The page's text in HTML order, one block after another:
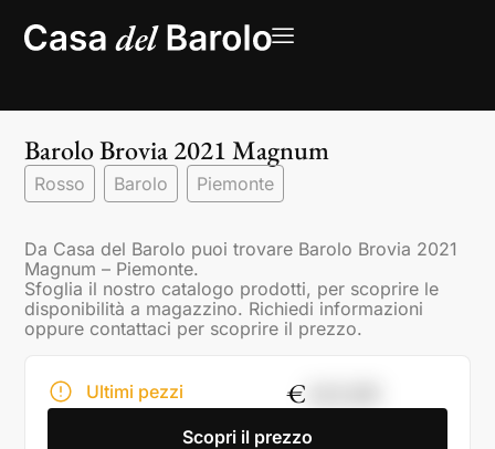
Barolo Brovia 2021 Magnum
Rosso Barolo Piemonte
Da Casa del Barolo puoi trovare Barolo Brovia 2021
Magnum – Piemonte.
Sfoglia il nostro catalogo prodotti, per scoprire le
disponibilità a magazzino. Richiedi informazioni
oppure contattaci per scoprire il prezzo.
Ultimi pezzi €
Scopri il prezzo